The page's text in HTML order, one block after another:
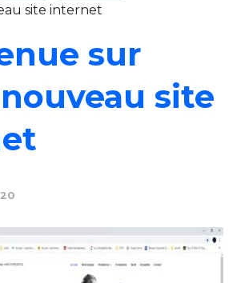
site internet
sur
site